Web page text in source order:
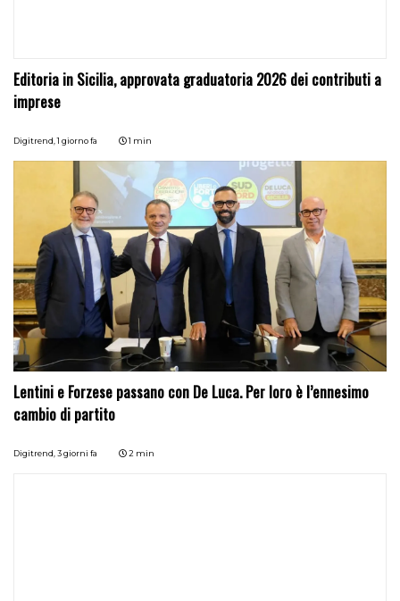
Editoria in Sicilia, approvata graduatoria 2026 dei contributi a
imprese
Digitrend,1 giorno fa 1 min
Lentini e Forzese passano con De Luca. Per loro è l’ennesimo
cambio di partito
Digitrend, 3 giorni fa 2 min